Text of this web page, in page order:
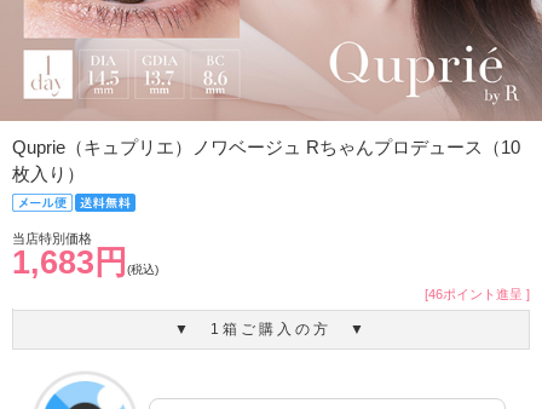
Quprie（キュプリエ）ノワベージュ Rちゃんプロデュース（10
枚入り）
当店特別価格
1,683円 (税込)
[46ポイント進呈 ]
▼ 1箱ご購入の方 ▼